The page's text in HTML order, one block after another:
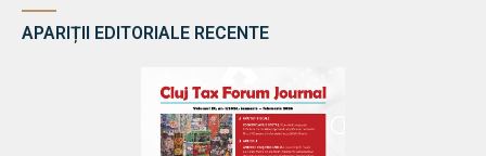
APARIȚII EDITORIALE RECENTE